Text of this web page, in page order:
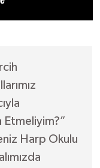
Etmeliyim?”
Harp Okulu